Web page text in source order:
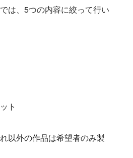
は、5つの内容に絞って行い
ト
以外の作品は希望者のみ製